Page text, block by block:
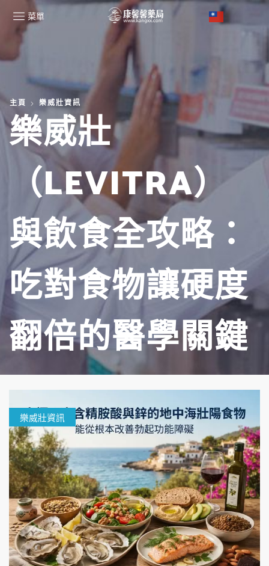
菜單
主頁 樂威壯資訊
樂威壯
（LEVITRA）
與飲食全攻略：
吃對食物讓硬度
翻倍的醫學關鍵
樂威壯資訊